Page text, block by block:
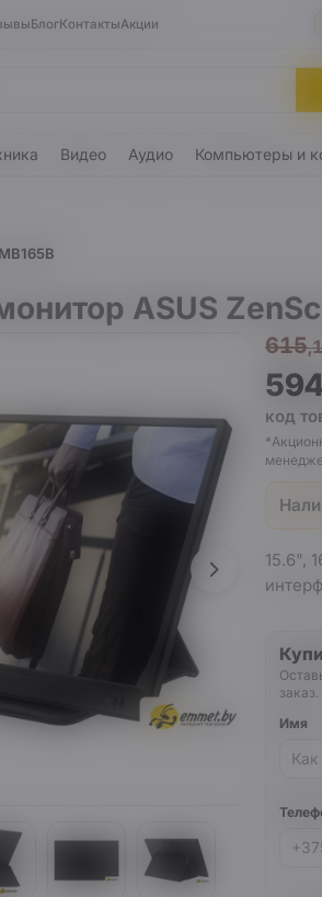
БлогКонтактыАкции
Видео Аудио Компьютеры и
ASUS
615
код
15.6",
заказ.
Имя